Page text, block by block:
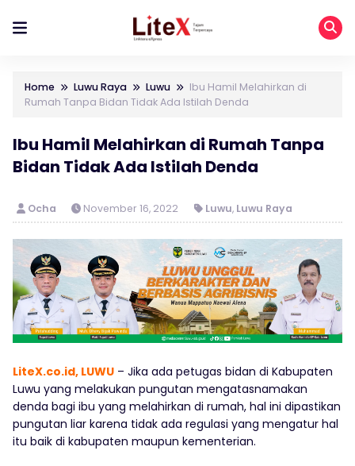
Home Luwu Raya Luwu
Ibu Hamil Melahirkan di
Rumah Tanpa Bidan Tidak Ada Istilah Denda
Ibu Hamil Melahirkan di Rumah Tanpa
Bidan Tidak Ada Istilah Denda
Ocha November 16, 2022 Luwu, Luwu Raya
LiteX.co.id, LUWU – Jika ada petugas bidan di Kabupaten
Luwu yang melakukan pungutan mengatasnamakan
denda bagi ibu yang melahirkan di rumah, hal ini dipastikan
pungutan liar karena tidak ada regulasi yang mengatur hal
itu baik di kabupaten maupun kementerian.